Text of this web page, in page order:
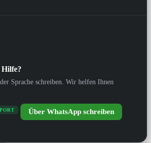
Sprache schreiben. Wir helfen Ihnen
Über WhatsApp schreiben